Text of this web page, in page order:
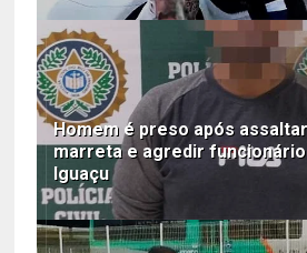
Homem é preso após
marreta e agredir
Iguaçu